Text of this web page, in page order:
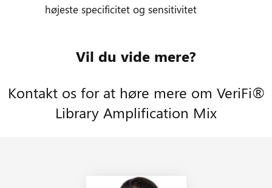
højeste specificitet og sensitivitet
SDS’er for dette produkt er på vej…
Produktkatalog PCR Biosystems
Library Amplification Mix
Læs mere om VeriFi® Library
Amplification Mix på PCR
Vil du vide mere?
Kontakt os for at høre mere om VeriFi®
Library Amplification Mix